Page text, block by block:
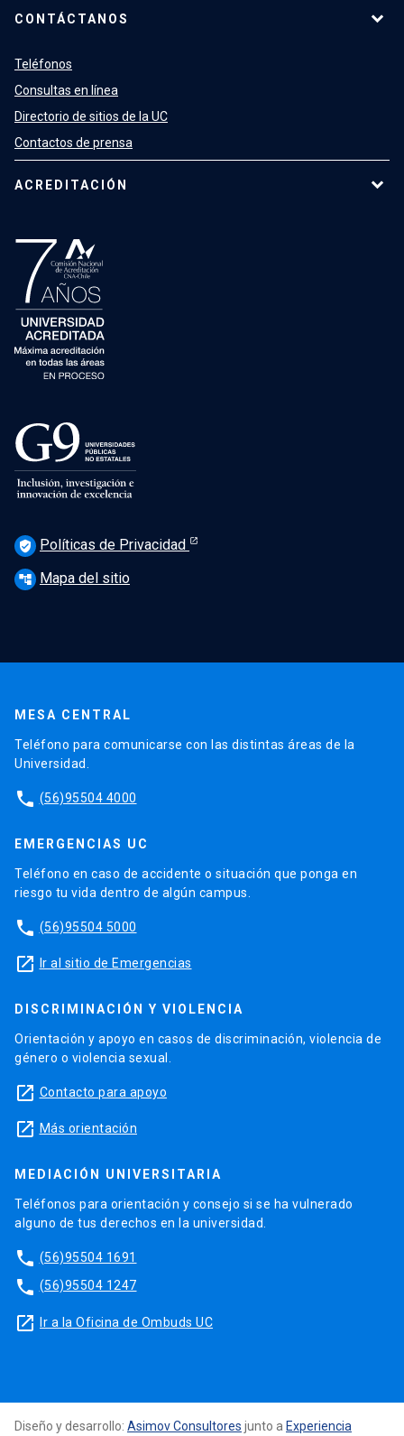
CONTÁCTANOS
Teléfonos
Consultas en línea
Directorio de sitios de la UC
Contactos de prensa
ACREDITACIÓN
verified_user Políticas de Privacidad
account_tree Mapa del sitio
MESA CENTRAL
Teléfono para comunicarse con las distintas áreas de la
Universidad.
phone (56)95504 4000
EMERGENCIAS UC
Teléfono en caso de accidente o situación que ponga en
riesgo tu vida dentro de algún campus.
phone (56)95504 5000
launch Ir al sitio de Emergencias
DISCRIMINACIÓN Y VIOLENCIA
Orientación y apoyo en casos de discriminación, violencia de
género o violencia sexual.
launch Contacto para apoyo
launch Más orientación
MEDIACIÓN UNIVERSITARIA
Teléfonos para orientación y consejo si se ha vulnerado
alguno de tus derechos en la universidad.
phone (56)95504 1691
phone (56)95504 1247
launch Ir a la Oficina de Ombuds UC
Diseño y desarrollo: Asimov Consultores junto a Experiencia